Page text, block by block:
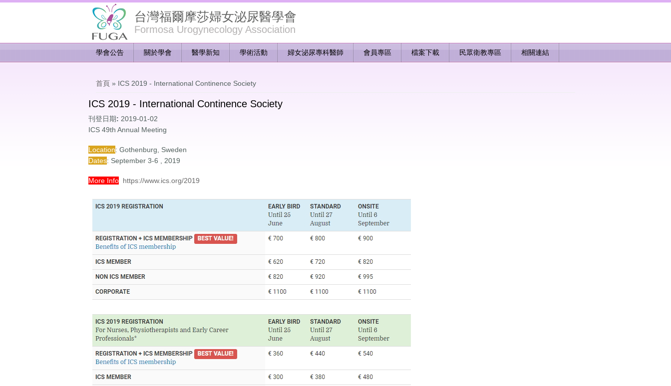
台灣福爾摩莎婦女泌尿醫學會
Formosa Urogynecology Association
學會公告 關於學會 醫學新知 學術活動 婦女泌尿專科醫師 會員專區 檔案下載 民眾衛教專區 相關連結
首頁 » ICS 2019 - International Continence Society
ICS 2019 - International Continence Society
刊登日期: 2019-01-02
ICS 49th Annual Meeting
Location: Gothenburg, Sweden
Dates: September 3-6 , 2019
More Info https://www.ics.org/2019